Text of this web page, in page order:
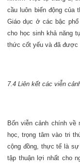
cầu luôn biến động của
Giáo dục ở các bậc
cho học sinh khả năng
thức cốt yếu và đã được
7.4 Liên kết các viễn
Bốn viễn cảnh chính về
học, trọng tâm vào tri
cộng đồng, thực tế là
tập thuận lợi nhất cho